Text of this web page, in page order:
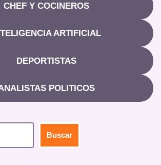
CHEF Y COCINEROS
ARTIFICIAL
DEPORTISTAS
POLITICOS
Buscar